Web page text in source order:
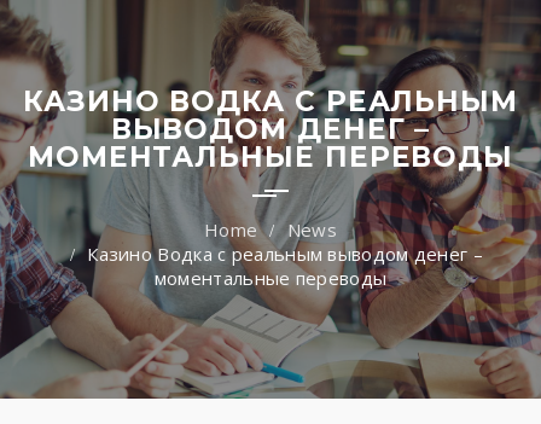
КАЗИНО ВОДКА С РЕАЛЬНЫМ
ВЫВОДОМ ДЕНЕГ –
МОМЕНТАЛЬНЫЕ ПЕРЕВОДЫ
News
Казино Водка с реальным выводом денег –
моментальные переводы